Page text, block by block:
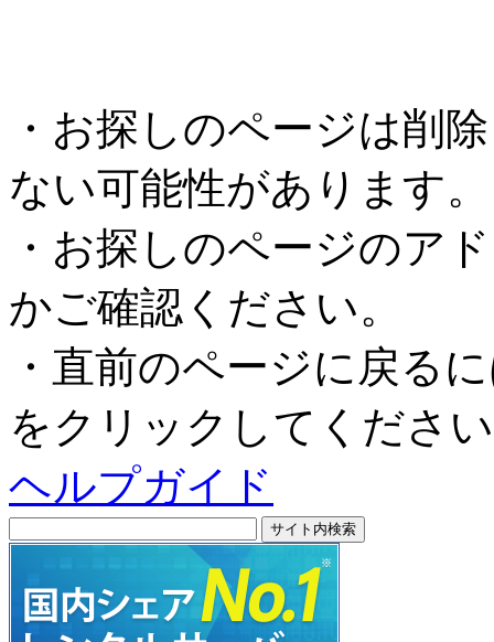
・お探しのページは削
ない可能性があります。
・お探しのページのア
かご確認ください。
・直前のページに戻る
をクリックしてくださ
ヘルプガイド